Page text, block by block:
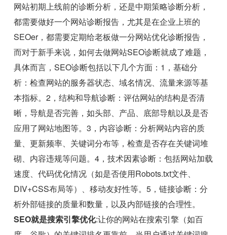
网站初期上线前的诊断分析，还是中期策略诊断分析，
都需要做好一个网站诊断报告，尤其是在企业上班的
SEOer，都需要定期给老板做一分网站优化诊断报告，
而对于新手来说，如何去做网站SEO诊断就成了难题，
具体而言，SEO诊断包括以下几个方面：1，基础分
析：检查网站的服务器状态、域名情况、流量来源等基
本指标。2，结构和导航诊断：评估网站的结构是否清
晰，导航是否完善，如头部、产品、底部导航以及是否
应用了网站地图等。3，内容诊断：分析网站内容的质
量、更新频率、关键词分布等，检查是否存在关键词堆
砌、内容违规等问题。4，技术因素诊断：包括网站加载
速度、代码优化情况（如是否使用Robots.txt文件、
DIV+CSS布局等）、移动友好性等。5，链接诊断：分
析外部链接的质量和数量，以及内部链接的合理性。
SEO就是搜索引擎优化:让你的网站在搜索引擎（如百